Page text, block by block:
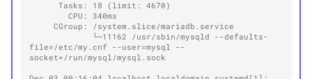
      Tasks: 18 (limit: 4670)
        CPU: 340ms
     CGroup: /system.slice/mariadb.service
             └─11162 /usr/sbin/mysqld --defaults-
file=/etc/my.cnf --user=mysql --
socket=/run/mysql/mysql.sock